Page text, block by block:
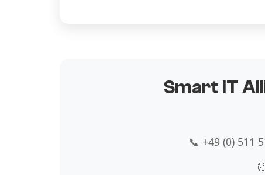
Smart IT
📞 +49 (0) 511
⏰